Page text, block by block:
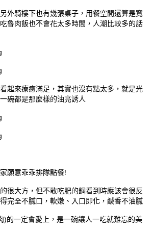
外騎樓下也有幾張桌子，用餐空間還算是寬
魯肉飯也不會花太多時間，人潮比較多的話
起來療癒滿足，其實也沒有點太多，就是光
碗都是那麼樣的油亮誘人
願意乖乖排隊點餐!
很大方，但不敢吃肥的鋼看到時應該會很反
完全不膩口，軟嫩、入口即化，鹹香不油膩
)的一定會愛上，是一碗讓人一吃就難忘的美